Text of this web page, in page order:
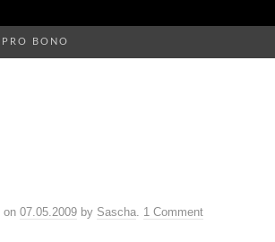
PRO BONO
on 07.05.2009 by Sascha. 1 Comment